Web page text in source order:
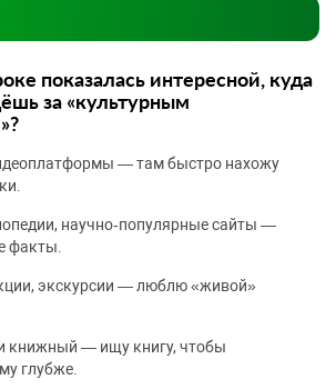
показалась интересной, куда
за «культурным
— там быстро нахожу
научно‑популярные сайты —
факты.
экскурсии — люблю «живой»
книжный — ищу книгу, чтобы
глубже.